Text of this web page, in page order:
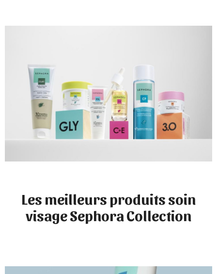
Les meilleurs produits soin
visage Sephora Collection